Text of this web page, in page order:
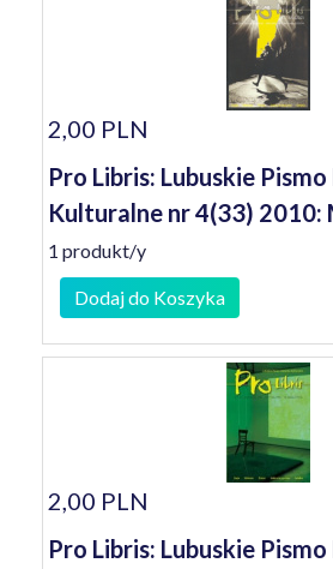
2,00 PLN
Pro Libris: Lubuskie
Kulturalne nr 4(33) 2010:
1 produkt/y
Dodaj do Koszyka
2,00 PLN
Pro Libris: Lubuskie